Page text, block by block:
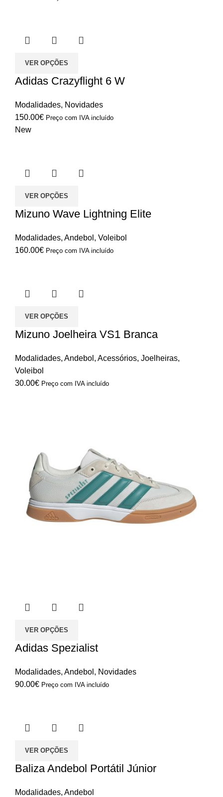
VER OPÇÕES
Adidas Crazyflight 6 W
Modalidades, Novidades
150.00€ Preço com IVA incluído
New
VER OPÇÕES
Mizuno Wave Lightning Elite
Modalidades, Andebol , Voleibol
160.00€ Preço com IVA incluído
VER OPÇÕES
Mizuno Joelheira VS1 Branca
Modalidades, Andebol , Acessórios, Joelheiras,
Voleibol
30.00€ Preço com IVA incluído
VER OPÇÕES
Adidas Spezialist
Modalidades, Andebol , Novidades
90.00€ Preço com IVA incluído
VER OPÇÕES
Baliza Andebol Portátil Júnior
Modalidades, Andebol